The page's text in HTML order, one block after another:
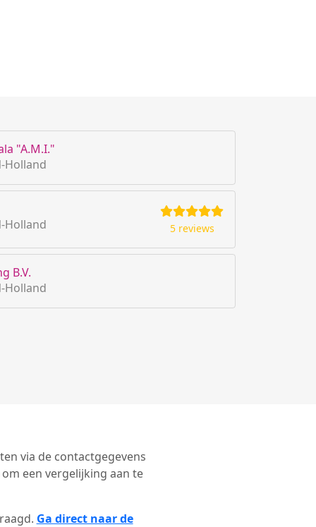
"A.M.I."
Holland
Holland
5 reviews
B.V.
Holland
via de contactgegevens
een vergelijking aan te
Ga direct naar de